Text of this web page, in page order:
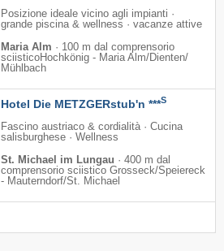
Posizione ideale vicino agli impianti ·
grande piscina & wellness · vacanze attive
Maria Alm · 100 m dal comprensorio
sciisticoHochkönig - Maria Alm/​Dienten/​
Mühlbach
Hotel Die METZGERstub'n ***S
Fascino austriaco & cordialità · Cucina
salisburghese · Wellness
St. Michael im Lungau · 400 m dal
comprensorio sciistico Grosseck/​Speiereck
- Mauterndorf/​St. Michael